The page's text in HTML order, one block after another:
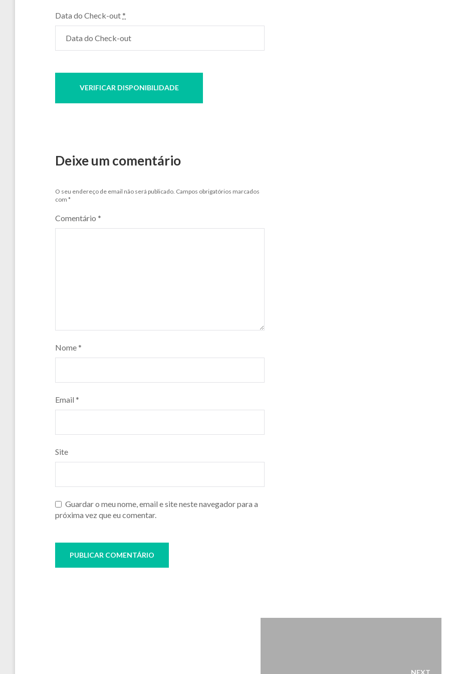
Data do Check-out*
Deixe um comentário
O seu endereço de email não será publicado. Campos obrigatórios marcados
com *
Comentário *
Nome*
Email *
Site
Guardar o meu nome, email e site neste navegador para a
próxima vez que eu comentar.